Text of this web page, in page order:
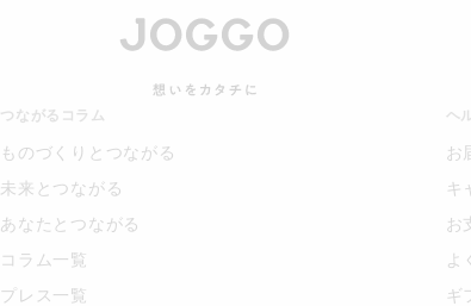
つながるコラム
ものづくりとつながる
未来とつながる
あなたとつながる
コラム一覧
プレス一覧
ヘ
お
キ
お
よ
ギ